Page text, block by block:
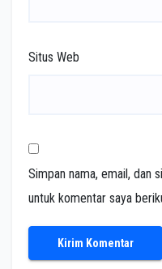
Situs Web
Simpan nama, email, dan
untuk komentar saya